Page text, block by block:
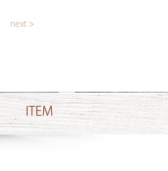
next >
ITEM